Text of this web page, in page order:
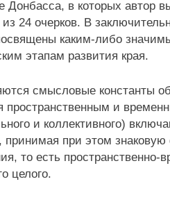
в которых автор
24 очерков. В
каким-либо
этапам развития края.
смысловые константы
пространственным и
и коллективного)
при этом
то есть пространственно-
целого.